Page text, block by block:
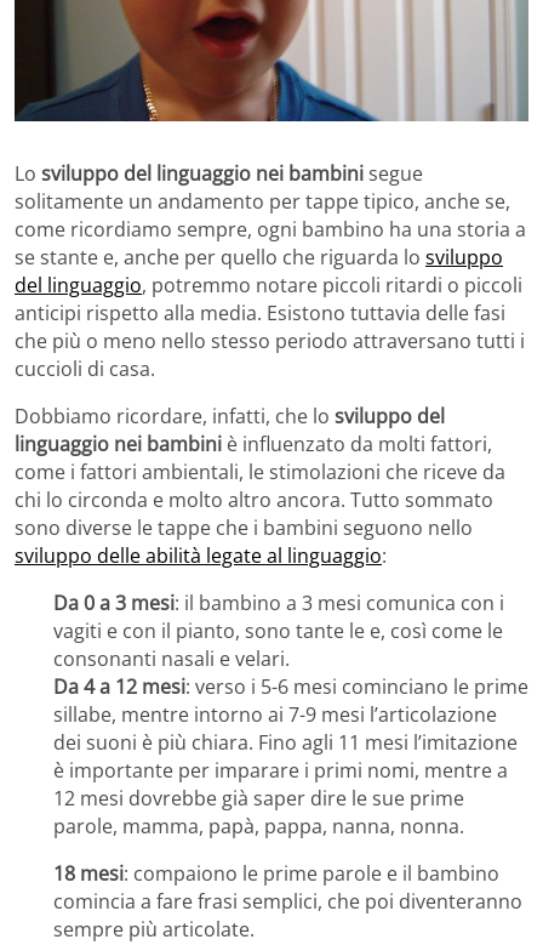
Lo sviluppo del linguaggio nei bambinisegue
solitamente un andamento per tappe tipico, anche se,
come ricordiamo sempre, ogni bambino ha una storia a
se stante e, anche per quello che riguarda lo sviluppo
del linguaggio, potremmo notare piccoli ritardi o piccoli
anticipi rispetto alla media. Esistono tuttavia delle fasi
che più o meno nello stesso periodo attraversano tutti i
cuccioli di casa.
Dobbiamo ricordare, infatti, che lo sviluppo del
linguaggio nei bambini è influenzato da molti fattori,
come i fattori ambientali, le stimolazioni che riceve da
chi lo circonda e molto altro ancora. Tutto sommato
sono diverse le tappe che i bambini seguono nello
sviluppo delle abilità legate al linguaggio:
Da 0 a 3 mesi: il bambino a 3 mesi comunica con i
vagiti e con il pianto, sono tante le e, così come le
consonanti nasali e velari.
Da 4 a 12 mesi: verso i 5-6 mesi cominciano le prime
sillabe, mentre intorno ai 7-9 mesi l’articolazione
dei suoni è più chiara. Fino agli 11 mesi l’imitazione
è importante per imparare i primi nomi, mentre a
12 mesi dovrebbe già saper dire le sue prime
parole, mamma, papà, pappa, nanna, nonna.
18 mesi: compaiono le prime parole e il bambino
comincia a fare frasi semplici, che poi diventeranno
sempre più articolate.